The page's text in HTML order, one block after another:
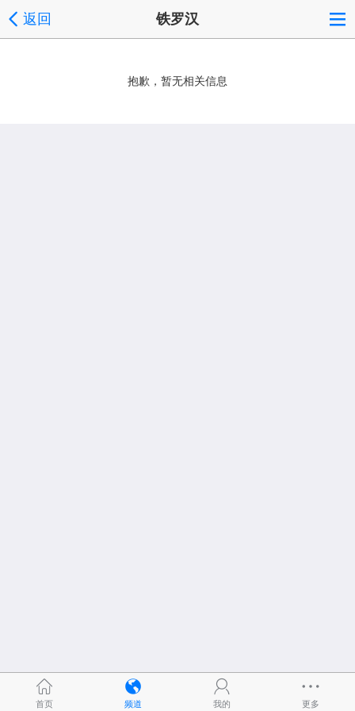
返回 铁罗汉
抱歉，暂无相关信息
首页 频道 我的 更多